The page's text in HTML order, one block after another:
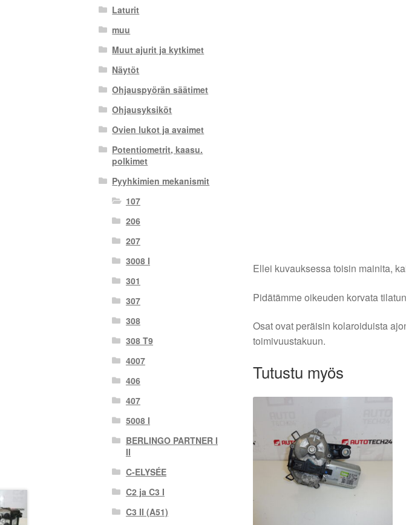
Ellei kuvauksessa toisin mainita,
Pidätämme oikeuden korvata
Osat ovat peräisin kolaroiduista
toimivuustakuun.
Tutustu myös
Laturit
muu
Muut ajurit ja kytkimet
Näytöt
Ohjauspyörän säätimet
Ohjausyksiköt
Ovien lukot ja avaimet
Potentiometrit, kaasu.
polkimet
Pyyhkimien mekanismit
107
206
207
3008 I
301
307
308
308 T9
4007
406
407
5008 I
BERLINGO PARTNER I
II
C-ELYSÉE
C2 ja C3 I
C3 II (A51)